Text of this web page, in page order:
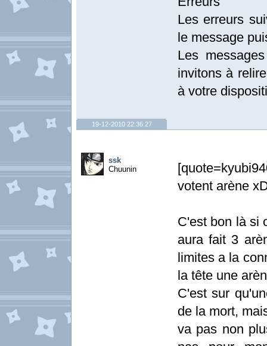
Les erreurs
le message
Les
invitons à
à votre
19-12-2010 22:36:27
ssk
Chuunin
votent arène
C'est bon là si
aura fait 3
limites a la
la tête une
C'est sur
de la mort,
va pas non